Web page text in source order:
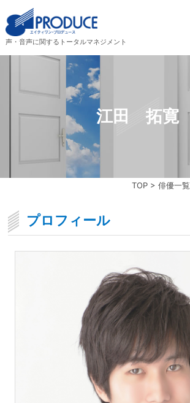
声・音声に関するトータルマネジメント
TOP> 俳優一覧
江田 拓寛
プロフィール